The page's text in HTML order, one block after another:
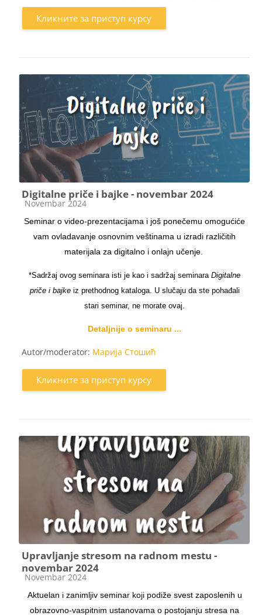
Кликните за приступ курсу
Digitalne priče i bajke - novembar 2024
Категорија курса
Novembar 2024
Seminar o video-prezentacijama i još ponečemu omogućiće
vam ovladavanje osnovnim veštinama u izradi različitih
materijala za digitalno i onlajn učenje.
*Sadržaj ovog seminara isti je kao i sadržaj seminaraDigitalne
priče i bajkeiz prethodnog kataloga. U slučaju da ste pohađali
stari seminar, ne morate ovaj.
Detaljnije o seminaru ...
Autor/moderator: Марија Стошић
Кликните за приступ курсу
Upravljanje stresom na radnom mestu -
novembar 2024
Категорија курса
Novembar 2024
Aktuelan i zanimljiv seminar koji podiže svest zaposlenih u
obrazovno-vaspitnim ustanovama o postojanju stresa na